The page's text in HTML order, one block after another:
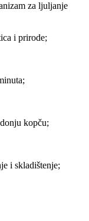
za ljuljanje
i prirode;
kopču;
i skladištenje;